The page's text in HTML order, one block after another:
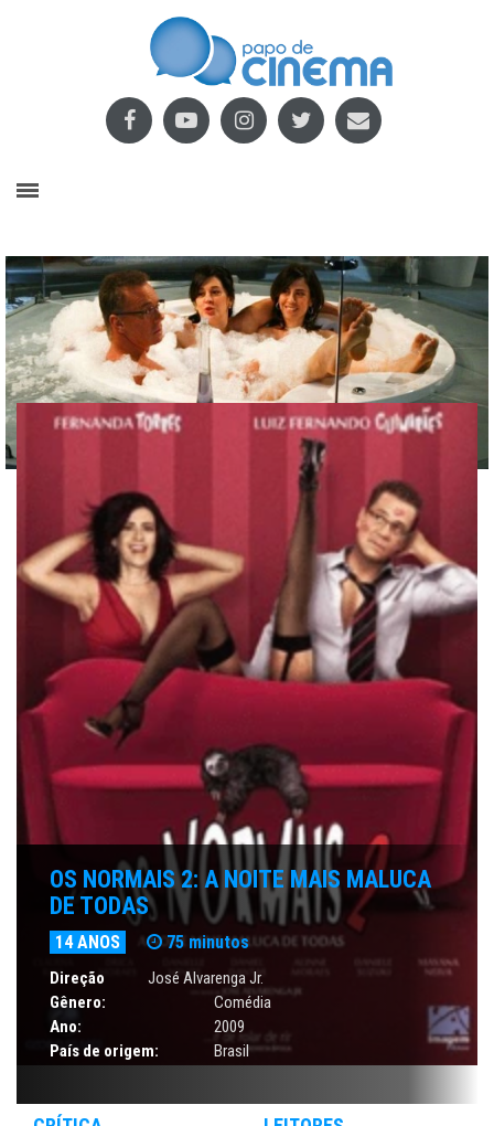
OS NORMAIS 2: A NOITE MAIS MALUCA
DE TODAS
14 ANOS 75 minutos
Direção
José Alvarenga Jr.
Gênero:
Comédia
Ano:
2009
País de origem:
Brasil